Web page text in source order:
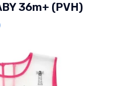
36m+ (PVH)